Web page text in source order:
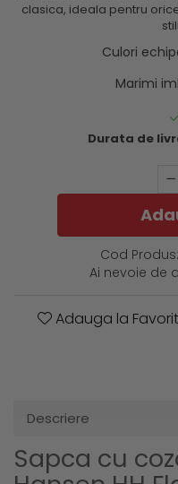
clasica, ideala pentru
Culori
Marimi
Durata de
Cod Produs:
Ai nevoie de
Adauga la
Descriere
Sapca cu